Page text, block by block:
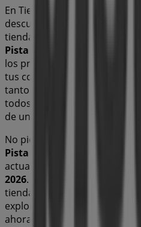
En Tiendeo, no solo tendrás
descuentos, sino también a
tiendas físicas de tu ciudad.
Pista Cero
los productos con grandes
tus compras este
.
tanto de las ubicaciones
todos los detalles
de una experiencia de
No pierdas la oportunidad de
Pista Cero
actualizado con los mejores
2026. En Tiendeo, siempre
tiendas y opciones de compra
explorar las tiendas y
ahora mismo!